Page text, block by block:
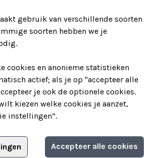
Deze
. Er kan een professionele coach
voor extra begeleiding om nog
jullie bezoek.
het Virtuorium gaan?
leerzaam en leuk.
wat mooie herinneringen mee aan
en een brede selectie
Informatie aanvragen
gebruik van verschillende soorten
soorten hebben we je
cookies en anonieme statistieken
actief; als je op "accepteer alle
je ook de optionele cookies.
kiezen welke cookies je aanzet,
instellingen”.
Accepteer alle cookies